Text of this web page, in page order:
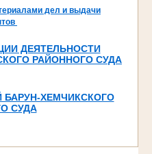
дел и выдачи
ДЕЯТЕЛЬНОСТИ
РАЙОННОГО СУДА
ХЕМЧИКСКОГО
СУДА